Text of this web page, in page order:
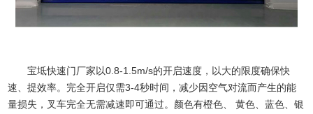
宝坻快速门厂家以0.8-1.5m/s的开启速度，以大的限度确保快
速、提效率。完全开启仅需3-4秒时间，减少因空气对流而产生的能
量损失，叉车完全无需减速即可通过。颜色有橙色、 黄色、蓝色、银